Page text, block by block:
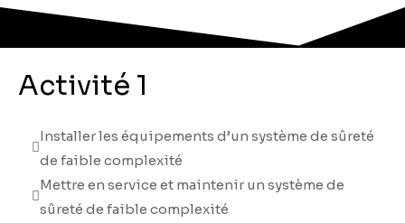
Activité 1
Installer les équipements d’un système de sûreté
de faible complexité
Mettre en service et maintenir un système de
sûreté de faible complexité